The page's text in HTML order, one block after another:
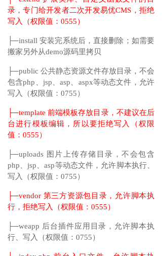
录，专门给开发者二次开发易优CMS，拒绝
写入（权限值：0555）
├─install 安装完系统后，直接删除；如需要
搬家另外从demo源码里拷贝
├─public 公共静态资源文件存放目录，不会
包含php、jsp、asp、aspx等动态文件，允许
写入（权限值：0755）
├─template 前端模板存放目录，不建议在后
台进行模板编辑，所以要拒绝写入（权限
值：0555）
├─uploads 图片上传存储目录，不会包含
php、jsp、asp等动态文件，允许脚本执行、
写入（权限值：0755）
├─vendor 第三方资源包目录，允许脚本执
行，拒绝写入（权限值：0555）
├─weapp 后台插件应用目录，允许脚本执
行、写入（权限值：0755）